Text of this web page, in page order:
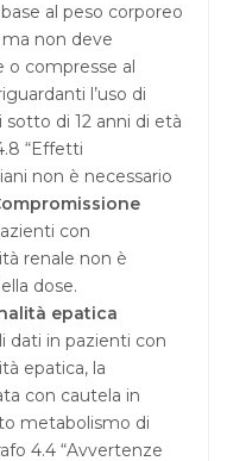
al peso corporeo
non deve
o compresse al
l’uso di
di 12 anni di età
“Effetti
non è necessario
con
renale non è
dose.
epatica
dati in pazienti con
epatica, la
con cautela in
metabolismo di
4.4 “Avvertenze